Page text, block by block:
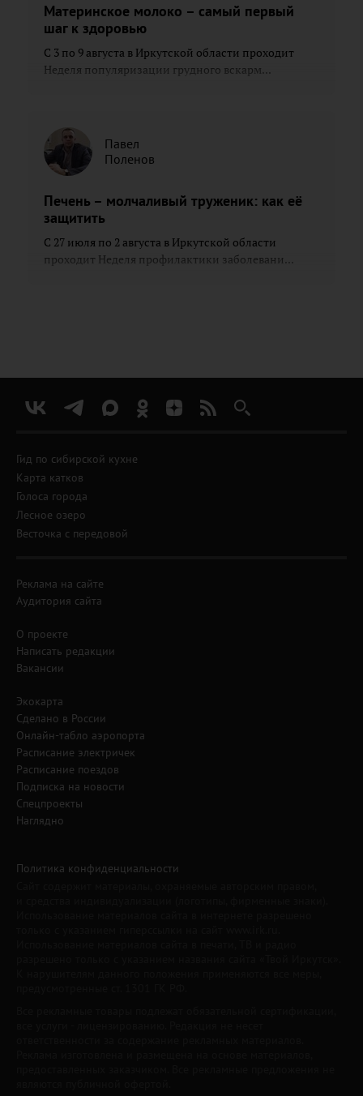
Материнское молоко – самый первый
шаг к здоровью
С 3 по 9 августа в Иркутской области проходит
Неделя популяризации грудного вскарм...
Павел
Поленов
Печень – молчаливый труженик: как её
защитить
С 27 июля по 2 августа в Иркутской области
проходит Неделя профилактики заболевани...
Гид по сибирской кухне
Карта катков
Голоса города
Лесное озеро
Весточка с передовой
Реклама на сайте
Аудитория сайта
О проекте
Написать редакции
Вакансии
Экокарта
Сделано в России
Онлайн-табло аэропорта
Расписание электричек
Расписание поездов
Подписка на новости
Спецпроекты
Наглядно
Политика конфиденциальности